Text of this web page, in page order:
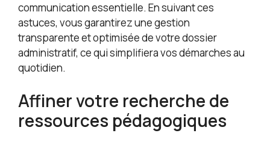
communication essentielle. En suivant ces
astuces, vous garantirez une gestion
transparente et optimisée de votre dossier
administratif, ce qui simplifiera vos démarches au
quotidien.
Affiner votre recherche de
ressources pédagogiques